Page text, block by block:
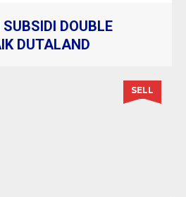
DOUBLE
DUTALAND
SELL